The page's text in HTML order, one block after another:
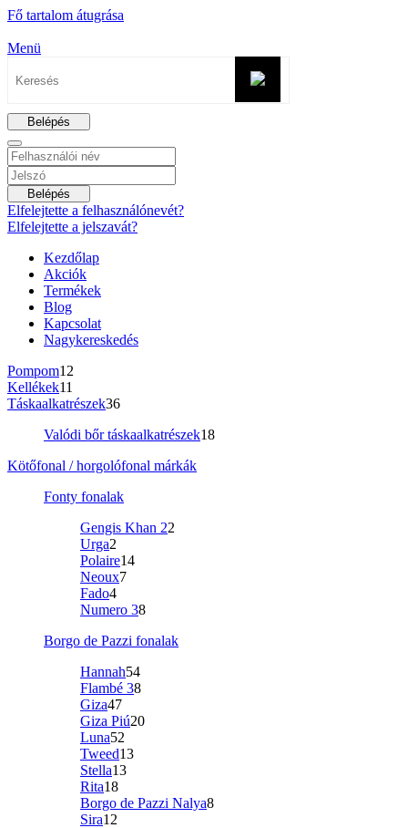
Fő tartalom átugrása
Menü
Belépés
Belépés
Elfelejtette a felhasználónevét?
Elfelejtette a jelszavát?
Kezdőlap
Akciók
Termékek
Blog
Kapcsolat
Nagykereskedés
Pompom12
Kellékek11
Táskaalkatrészek36
Valódi bőr táskaalkatrészek18
Kötőfonal / horgolófonal márkák
Fonty fonalak
Gengis Khan 22
Urga2
Polaire14
Neoux7
Fado4
Numero 38
Borgo de Pazzi fonalak
Hannah54
Flambé 38
Giza47
Giza Piú20
Luna52
Tweed13
Stella13
Rita18
Borgo de Pazzi Nalya8
Sira12